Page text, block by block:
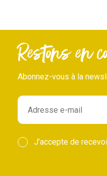
Restons en
Abonnez-vous à la
J’accepte de